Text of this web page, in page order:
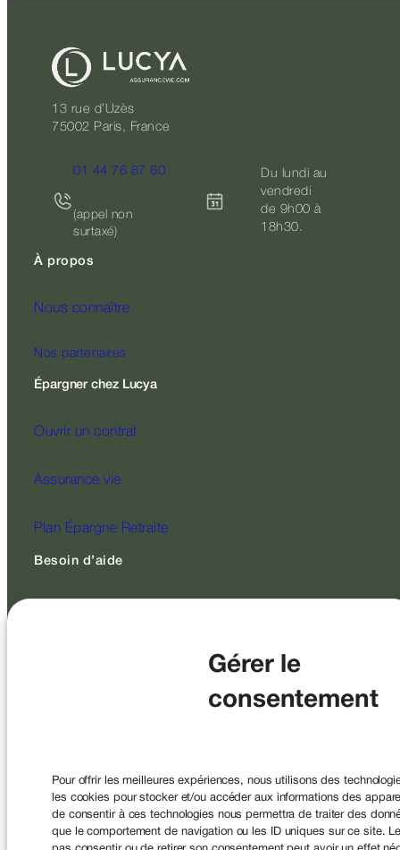
Gérer le
consentement
Pour offrir les meilleures expériences, nous utilisons des
les cookies pour stocker et/ou accéder aux informations des
de consentir à ces technologies nous permettra de traiter des
que le comportement de navigation ou les ID uniques sur ce site.
13 rue d’Uzès
75002 Paris, France
01 44 76 87 60
(appel non
surtaxé)
Du lundi au
vendredi
de 9h00 à
18h30.
À propos
Nous connaître
Nos partenaires
Épargner chez Lucya
Ouvrir un contrat
Assurance vie
Plan Épargne Retraite
Besoin d’aide